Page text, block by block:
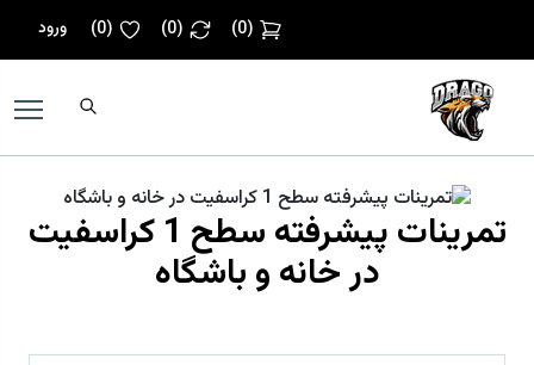
(
0
)
(
0
)
(
0
) ورود
تمرینات پیشرفته سطح 1 کراسفیت
در خانه و باشگاه